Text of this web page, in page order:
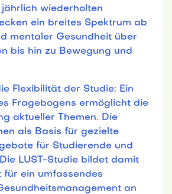
wiederholten
ein breites Spektrum ab
mentaler Gesundheit über
bis hin zu Bewegung und
Flexibilität der Studie: Ein
Fragebogens ermöglicht die
aktueller Themen. Die
als Basis für gezielte
für Studierende und
LUST-Studie bildet damit
für ein umfassendes
an